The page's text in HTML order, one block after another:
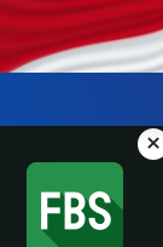
Langsung
konten
×